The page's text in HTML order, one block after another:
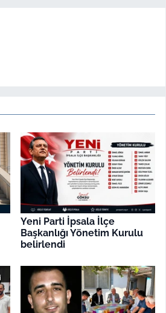
Yeni Parti İpsala İlçe
Başkanlığı Yönetim Kurulu
belirlendi